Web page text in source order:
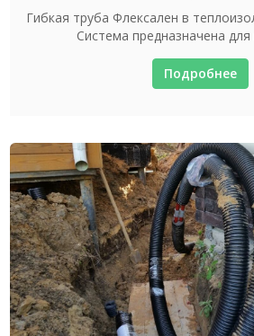
Гибкая труба Флексален в
Система предназначена для
Подробнее